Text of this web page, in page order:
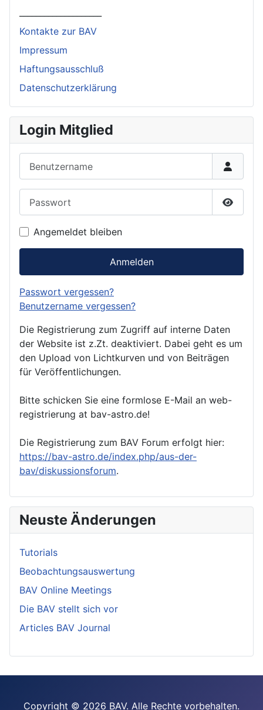
Kontakte zur BAV
Impressum
Haftungsausschluß
Datenschutzerklärung
Login Mitglied
Angemeldet bleiben
Anmelden
Passwort vergessen?
Benutzername vergessen?
Die Registrierung zum Zugriff auf interne Daten
der Website ist z.Zt. deaktiviert. Dabei geht es um
den Upload von Lichtkurven und von Beiträgen
für Veröffentlichungen.
Bitte schicken Sie eine formlose E-Mail an web-
registrierung at bav-astro.de!
Die Registrierung zum BAV Forum erfolgt hier:
https://bav-astro.de/index.php/aus-der-
bav/diskussionsforum.
Neuste Änderungen
Tutorials
Beobachtungsauswertung
BAV Online Meetings
Die BAV stellt sich vor
Articles BAV Journal
Copyright © 2026 BAV. Alle Rechte vorbehalten.